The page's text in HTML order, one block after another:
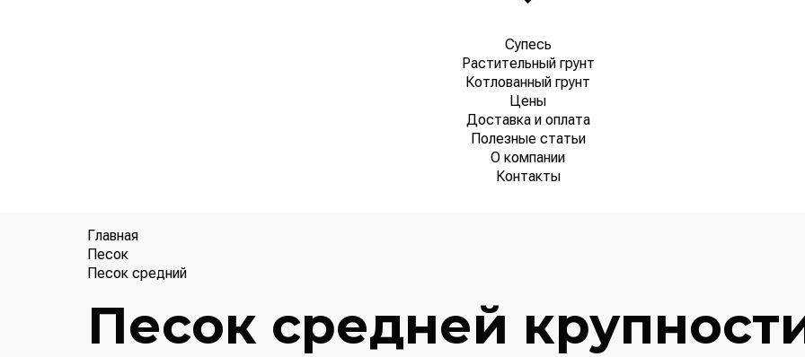
Супесь
Растительный грунт
Котлованный грунт
Цены
Доставка и оплата
Полезные статьи
О компании
Контакты
Главная
Песок
Песок средний
Песок средней